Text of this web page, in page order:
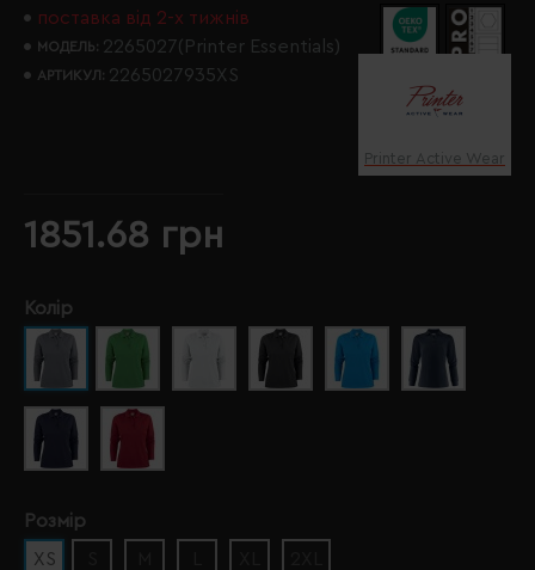
поставка від 2-х тижнів
МОДЕЛЬ: 2265027(Printer Essentials)
АРТИКУЛ: 2265027935XS
Printer Active Wear
1851.68 грн
Колір
Розмір
XS